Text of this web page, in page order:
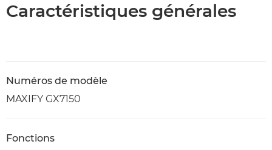
Caractéristiques générales
Numéros de modèle
MAXIFY GX7150
Fonctions